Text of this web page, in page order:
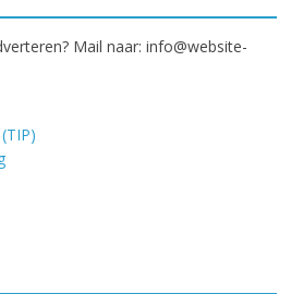
Mail naar: info@website-